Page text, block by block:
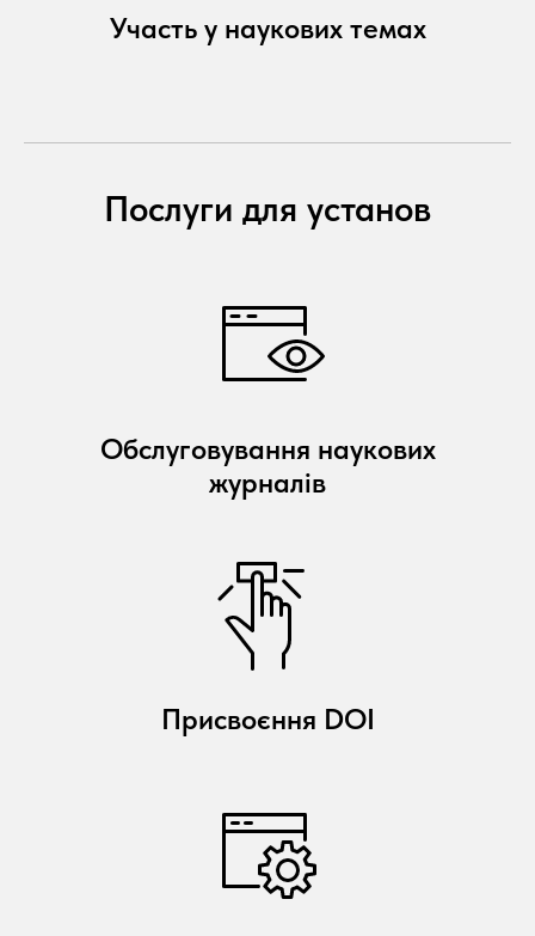
Участь у наукових темах
Послуги для установ
Обслуговування наукових
журналів
Присвоєння DOI